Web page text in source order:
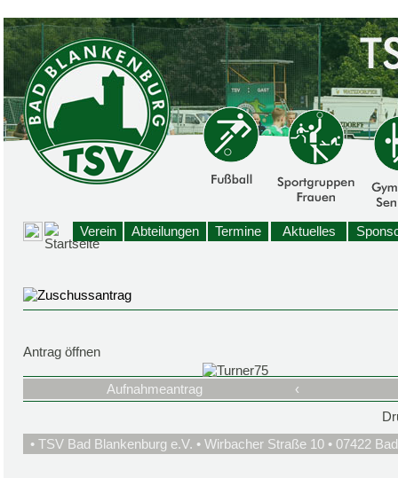
Verein Abteilungen Termine Aktuelles
Antrag öffnen
Aufnahmeantrag
‹
• TSV Bad Blankenburg e.V. • Wirbacher Straße 10 • 07422